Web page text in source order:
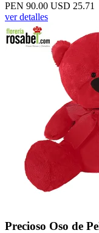
PEN 90.00 USD 25.71
ver detalles
Precioso Oso de